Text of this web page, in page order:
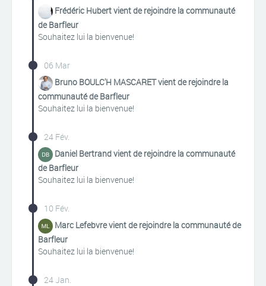
Frédéric Hubert vient de rejoindre la communauté
de Barfleur
Souhaitez lui la bienvenue!
06 Mar
Bruno BOULC'H MASCARET vient de rejoindre la
communauté de Barfleur
Souhaitez lui la bienvenue!
24 Fév.
Daniel Bertrand vient de rejoindre la communauté
de Barfleur
Souhaitez lui la bienvenue!
10 Fév.
Marc Lefebvre vient de rejoindre la communauté de
Barfleur
Souhaitez lui la bienvenue!
24 Jan.